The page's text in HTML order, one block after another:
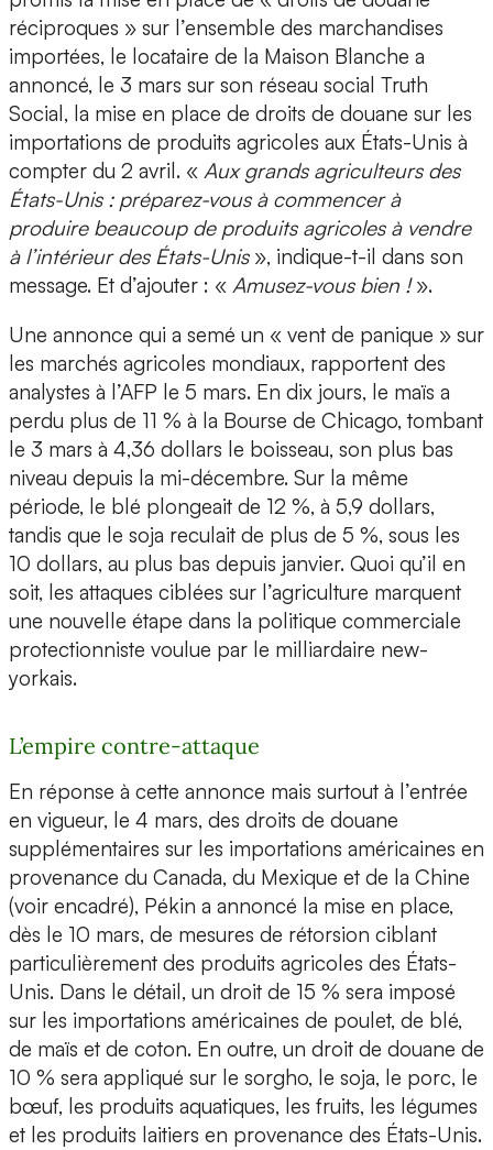
réciproques » sur l’ensemble des marchandises
importées, le locataire de la Maison Blanche a
annoncé, le 3 mars sur son réseau social Truth
Social, la mise en place de droits de douane sur les
importations de produits agricoles aux États-Unis à
compter du 2 avril. « Aux grands agriculteurs des
États-Unis : préparez-vous à commencer à
produire beaucoup de produits agricoles à vendre
à l’intérieur des États-Unis», indique-t-il dans son
message. Et d’ajouter : « Amusez-vous bien !».
Une annonce qui a semé un « vent de panique » sur
les marchés agricoles mondiaux, rapportent des
analystes à l’AFP le 5 mars. En dix jours, le maïs a
perdu plus de 11 % à la Bourse de Chicago, tombant
le 3 mars à 4,36 dollars le boisseau, son plus bas
niveau depuis la mi-décembre. Sur la même
période, le blé plongeait de 12 %, à 5,9 dollars,
tandis que le soja reculait de plus de 5 %, sous les
10 dollars, au plus bas depuis janvier. Quoi qu’il en
soit, les attaques ciblées sur l’agriculture marquent
une nouvelle étape dans la politique commerciale
protectionniste voulue par le milliardaire new-
yorkais.
L’empire contre-attaque
En réponse à cette annonce mais surtout à l’entrée
en vigueur, le 4 mars, des droits de douane
supplémentaires sur les importations américaines en
provenance du Canada, du Mexique et de la Chine
(voir encadré), Pékin a annoncé la mise en place,
dès le 10 mars, de mesures de rétorsion ciblant
particulièrement des produits agricoles des États-
Unis. Dans le détail, un droit de 15 % sera imposé
sur les importations américaines de poulet, de blé,
de maïs et de coton. En outre, un droit de douane de
10 % sera appliqué sur le sorgho, le soja, le porc, le
bœuf, les produits aquatiques, les fruits, les légumes
et les produits laitiers en provenance des États-Unis.